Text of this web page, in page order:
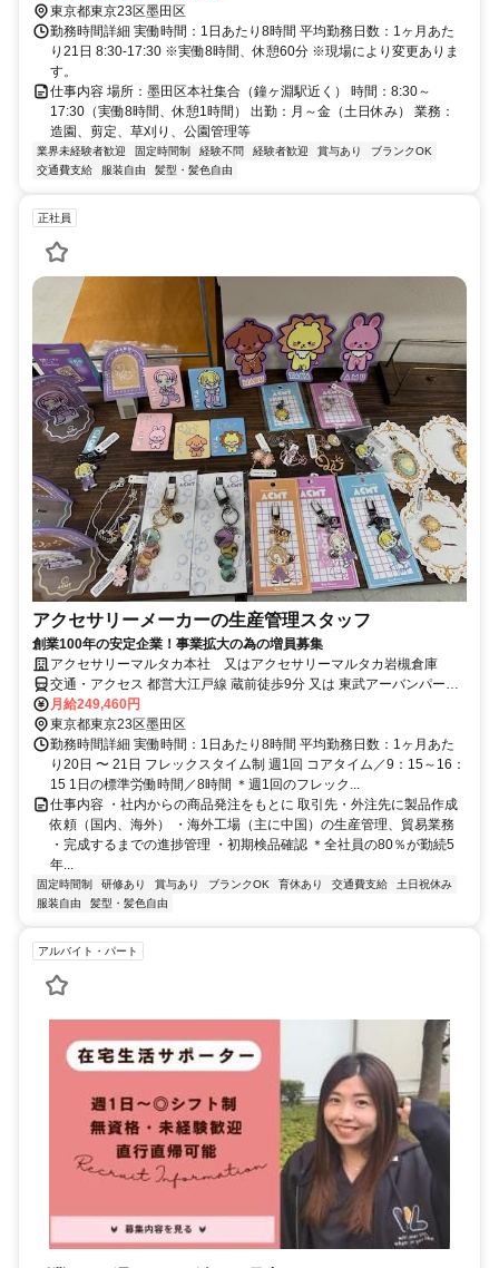
東京都東京23区墨田区
勤務時間詳細 実働時間：1日あたり8時間 平均勤務日数：1ヶ月あた
り21日 8:30-17:30 ※実働8時間、休憩60分 ※現場により変更ありま
す。
仕事内容 場所：墨田区本社集合（鐘ヶ淵駅近く） 時間：8:30～
17:30（実働8時間、休憩1時間） 出勤：月～金（土日休み） 業務：
造園、剪定、草刈り、公園管理等
業界未経験者歓迎 固定時間制 経験不問 経験者歓迎 賞与あり
ブランクOK
交通費支給
服装自由 髪型・髪色自由
正社員
アクセサリーメーカーの生産管理スタッフ
創業100年の安定企業！事業拡大の為の増員募集
アクセサリーマルタカ本社 又はアクセサリーマルタカ岩槻倉庫
交通・アクセス 都営大江戸線 蔵前徒歩9分 又は 東武アーバンパーク
ライン 岩槻駅徒歩12分
月給249,460円
東京都東京23区墨田区
勤務時間詳細 実働時間：1日あたり8時間 平均勤務日数：1ヶ月あた
り20日 〜 21日 フレックスタイム制 週1回 コアタイム／9：15～16：
15 1日の標準労働時間／8時間 ＊週1回のフレック...
仕事内容 ・社内からの商品発注をもとに 取引先・外注先に製品作成
依頼（国内、海外） ・海外工場（主に中国）の生産管理、貿易業務
・完成するまでの進捗管理 ・初期検品確認 ＊全社員の80％が勤続5
年...
固定時間制 研修あり 賞与あり ブランクOK 育休あり 交通費支給
土日祝休み
服装自由
髪型・髪色自由
アルバイト・パート